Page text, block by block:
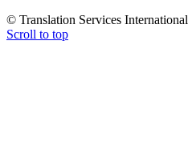
© Translation Services International
Scroll to top